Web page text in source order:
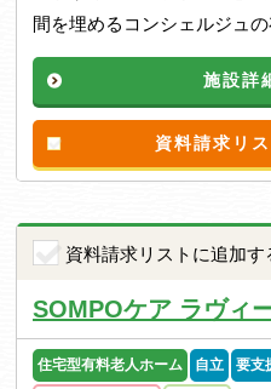
間を埋めるコンシェルジュ
施設詳
資料請求リ
資料請求リストに追加す
SOMPOケア ラヴィ
住宅型有料老人ホーム 自立 要支